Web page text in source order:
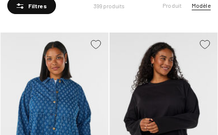
Filtres 399 produits Produit Modèle